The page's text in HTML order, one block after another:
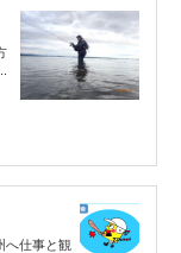
へ仕事と観